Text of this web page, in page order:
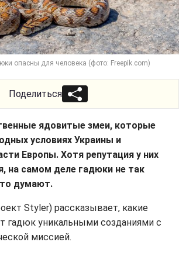
опасны для человека (фото: Freepik.com)
Поделиться
ядовитые змеи, которые
условиях Украины и
Европы. Хотя репутация у них
на самом деле гадюки не так
думают.
Styler) рассказывает, какие
гадюк уникальными созданиями с
миссией.